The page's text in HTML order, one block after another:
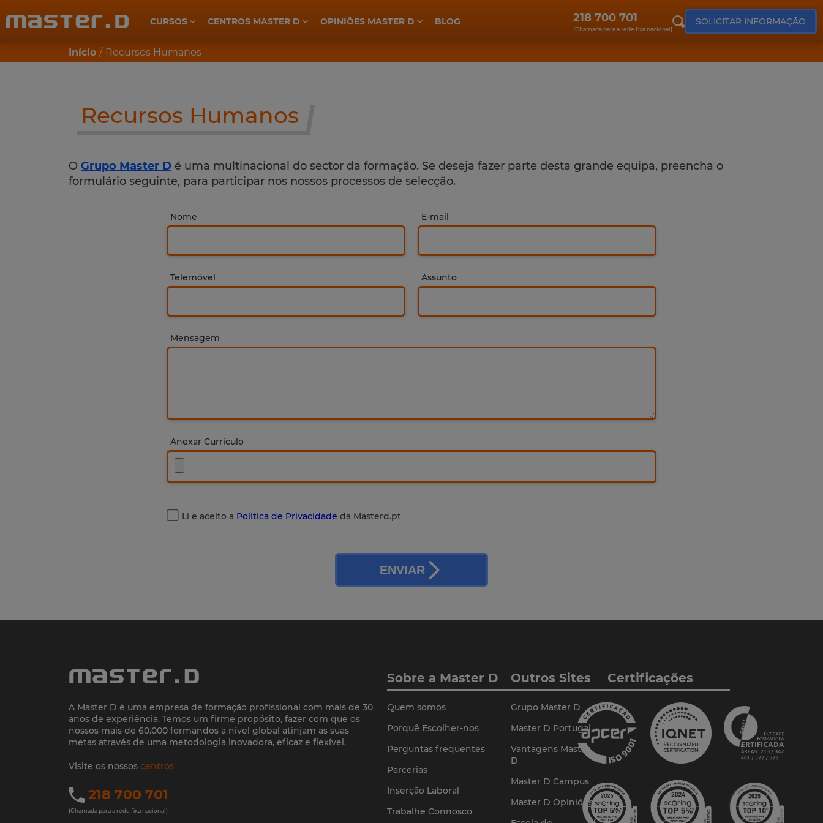
CURSOS CENTROS MASTER D OPINIÕES MASTER D BLOG 218 700 701
[Chamada para a rede fixa nacional]
SOLICITAR INFORMAÇÃO
O mais pesquisado dentro do nosso site
Início Recursos Humanos
Recursos Humanos
O Grupo Master D é uma multinacional do sector da formação. Se deseja fazer parte desta grande equipa, preencha o
formulário seguinte, para participar nos nossos processos de selecção.
Nome E-mail
Telemóvel Assunto
Mensagem
Anexar Currículo
Li e aceito a Política de Privacidade da Masterd.pt
ENVIAR
A Master D é uma empresa de formação profissional com mais de 30
anos de experiência. Temos um firme propósito, fazer com que os
nossos mais de 60.000 formandos a nível global atinjam as suas
metas através de uma metodologia inovadora, eficaz e flexível.
Visite os nossos centros
218 700 701
(Chamada para a rede fixa nacional)
Sobre a Master D
Quem somos
Porquê Escolher-nos
Perguntas frequentes
Parcerias
Inserção Laboral
Trabalhe Connosco
Outros Sites
Grupo Master D
Master D Portugal
Vantagens Master
D
Master D Campus
Master D Opiniões
Certificações